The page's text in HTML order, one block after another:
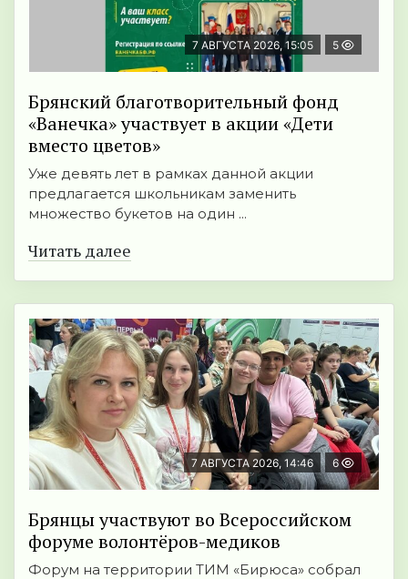
7 АВГУСТА 2026, 15:05 5
Брянский благотворительный фонд
«Ванечка» участвует в акции «Дети
вместо цветов»
Уже девять лет в рамках данной акции
предлагается школьникам заменить
множество букетов на один ...
Читать далее
7 АВГУСТА 2026, 14:46 6
Брянцы участвуют во Всероссийском
форуме волонтёров-медиков
Форум на территории ТИМ «Бирюса» собрал